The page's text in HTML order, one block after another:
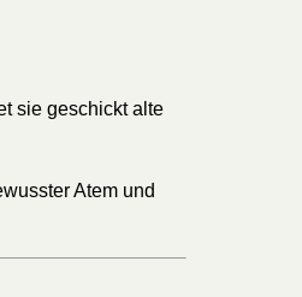
sie geschickt alte
Atem und